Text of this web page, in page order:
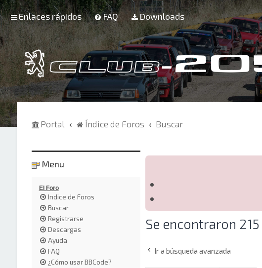
Enlaces rápidos FAQ Downloads
Portal Índice de Foros Buscar
Se encontraron
Ir a búsqueda avanzada
Menu
El Foro
Indice de Foros
Buscar
Registrarse
Descargas
Ayuda
FAQ
¿Cómo usar BBCode?